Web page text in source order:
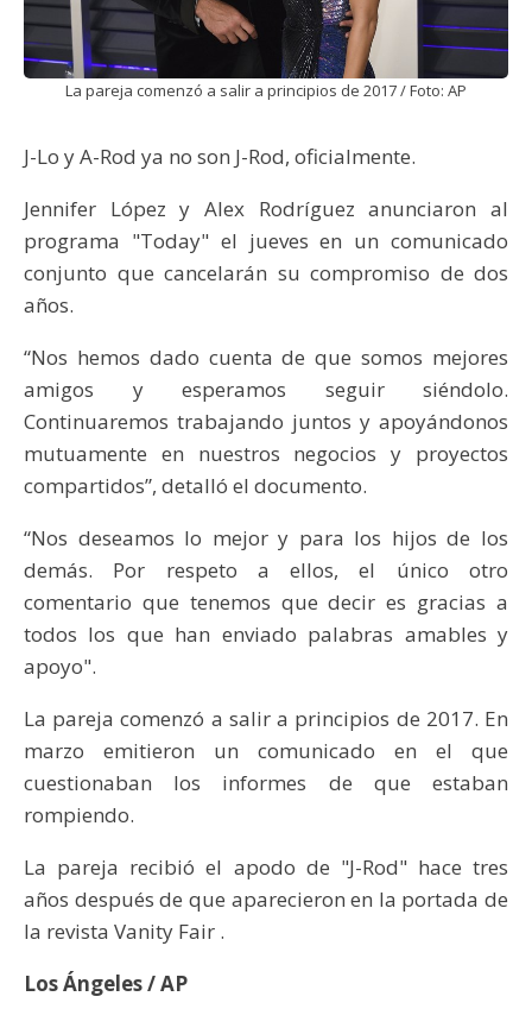
La pareja comenzó a salir a principios de 2017 / Foto: AP
J-Lo y A-Rod ya no son J-Rod, oficialmente.
Jennifer López y Alex Rodríguez anunciaron al
programa "Today" el jueves en un comunicado
conjunto que cancelarán su compromiso de dos
años.
“Nos hemos dado cuenta de que somos mejores
amigos y esperamos seguir siéndolo.
Continuaremos trabajando juntos y apoyándonos
mutuamente en nuestros negocios y proyectos
compartidos”, detalló el documento.
“Nos deseamos lo mejor y para los hijos de los
demás. Por respeto a ellos, el único otro
comentario que tenemos que decir es gracias a
todos los que han enviado palabras amables y
apoyo".
La pareja comenzó a salir a principios de 2017. En
marzo emitieron un comunicado en el que
cuestionaban los informes de que estaban
rompiendo.
La pareja recibió el apodo de "J-Rod" hace tres
años después de que aparecieron en la portada de
la revista Vanity Fair .
Los Ángeles / AP